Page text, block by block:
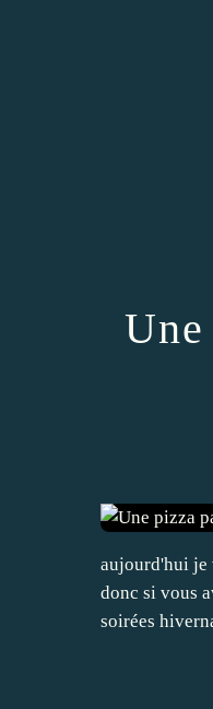
aujourd'hui je
donc si vous
soirées